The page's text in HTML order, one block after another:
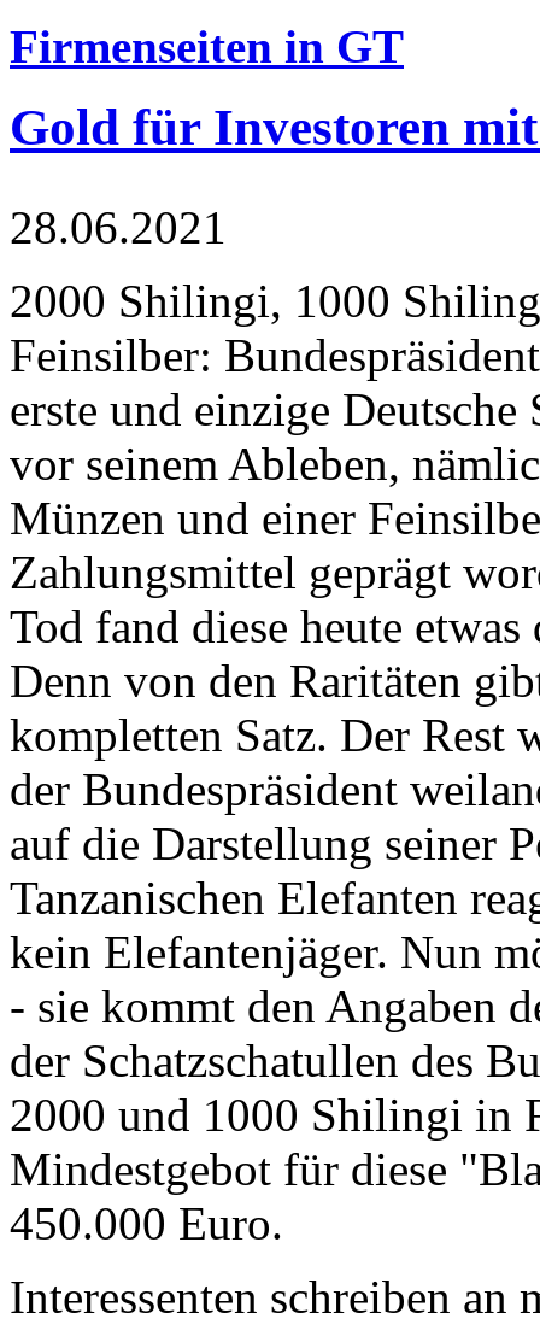
Firmenseiten in GT
Gold für Investoren
28.06.2021
2000 Shilingi, 1000
Feinsilber:
erste und einzige Deutsche
vor seinem Ableben,
Münzen und einer
Zahlungsmittel geprägt
Tod fand diese heute
Denn von den Raritäten
kompletten Satz. Der Rest
der Bundespräsident
auf die Darstellung seiner
Tanzanischen Elefanten
kein Elefantenjäger. Nun
- sie kommt den Angaben
der Schatzschatullen des
2000 und 1000 Shilingi in
Mindestgebot für diese
450.000 Euro.
Interessenten schreiben